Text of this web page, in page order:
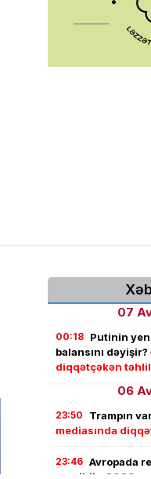
07
00:18 Putinin
balansını dəyişir?
diqqətçəkən təhlil
06
23:50 Trampın
mediasında
23:46 Avropada
çevrildi –
2026-cı